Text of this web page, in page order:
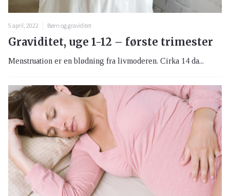
5 april, 2022 Børn og graviditet
Graviditet, uge 1-12 – første trimester
Menstruation er en blødning fra livmoderen. Cirka 14 da...